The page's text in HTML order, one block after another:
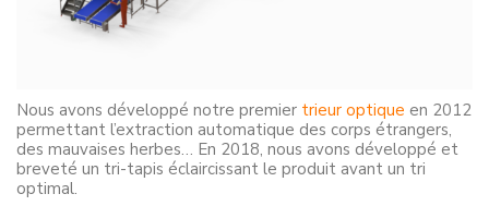
Nous avons développé notre premier trieur optique en 2012
permettant l’extraction automatique des corps étrangers,
des mauvaises herbes… En 2018, nous avons développé et
breveté un tri-tapis éclaircissant le produit avant un tri
optimal.